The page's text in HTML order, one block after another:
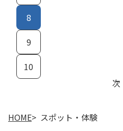
HOME スポット・体験
8
9
10
次